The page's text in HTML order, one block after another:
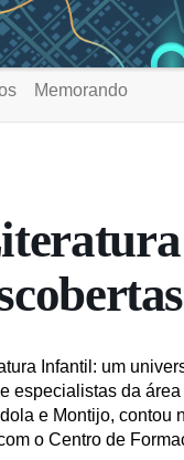
Memorando
Infantil: um
especialistas da
e Montijo, contou
o Centro de